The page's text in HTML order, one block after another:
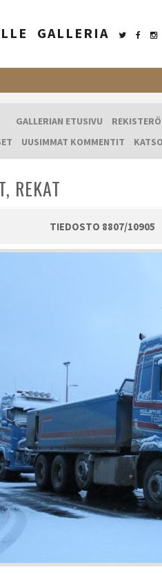
GALLERIA
GALLERIAN ETUSIVU
UUSIMMAT KOMMENTIT
REKAT
TIEDOSTO 8807/10905